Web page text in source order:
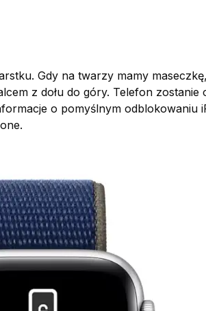
Gdy na twarzy mamy
z dołu do góry. Telefon zostanie
o pomyślnym odblokowaniu